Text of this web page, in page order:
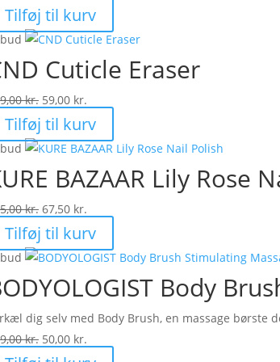
oprindelige
pris
549,00 kr..
aktuelle
pris
274,50 kr..
Tilføj til kurv
Cuticle Eraser
kr. Den
oprindelige
pris
119,00 kr..
59,00 kr.
aktuelle
pris
59,00 kr..
Tilføj til kurv
BAZAAR Lily Rose
kr. Den
oprindelige
pris
135,00 kr..
67,50 kr.
aktuelle
pris
67,50 kr..
Tilføj til kurv
Body
dig selv med Body Brush, en massage
kr. Den
oprindelige
50,00 kr.
aktuelle